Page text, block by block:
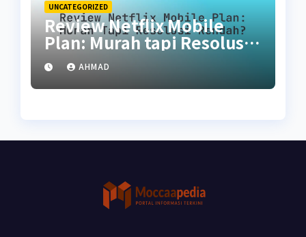
UNCATEGORIZED
Review Netflix Mobile
Plan: Murah tapi Resolusi
Rendah?
AHMAD